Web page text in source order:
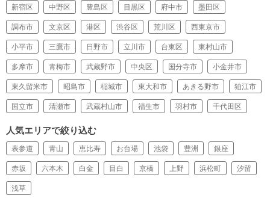
新宿区 中野区 豊島区 目黒区 府中市 墨田区
調布市 文京区 港区 渋谷区 荒川区 西東京市
小平市 三鷹市 日野市 立川市 台東区 東村山市
多摩市 青梅市 武蔵野市 中央区 国分寺市 小金井市
東久留米市 昭島市 稲城市 東大和市 あきる野市 狛江市
国立市 清瀬市 武蔵村山市 福生市 羽村市 千代田区
人気エリアで絞り込む
表参道 青山 恵比寿 お台場 池袋 豊洲 銀座
赤坂 六本木 白金 目白 京橋 上野 浜松町 汐留
浅草